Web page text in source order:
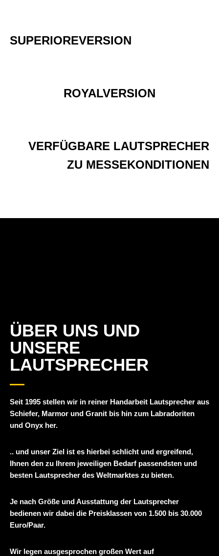
SUPERIOREVERSION
ROYALVERSION
VERFÜGBARE LAUTSPRECHER
ZU MESSEKONDITIONEN
ÜBER UNS UND
UNSERE
LAUTSPRECHER
Seit 1995 stellen wir in reiner Handarbeit Lautsprecher aus
Schiefer, Marmor und Granit bis hin zum Labradoriten
und Onyx her.
.. und unser Ziel ist es hierbei schlicht und ergreifend,
Ihnen den zu Ihrem jeweiligen Bedarf passendsten und
besten Lautsprecher des Weltmarktes zu bieten.
Je nach Größe und Ausstattung der Lautsprecher
bedienen wir dabei die Preisklassen von 1.500 bis 30.000
Euro/Paar.
Wir legen ausgesprochen großen Wert auf